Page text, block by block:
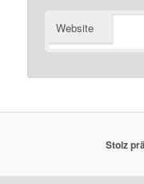
Website
Stolz